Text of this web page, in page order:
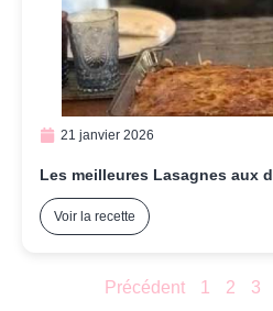
21 janvier 2026
Les meilleures Lasagnes aux
Voir la recette
Précédent 1 2 3